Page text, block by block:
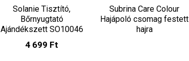
Solanie Tisztító,
Bőrnyugtató
Ajándékszett SO10046
4 699 Ft
Subrina Care Colour
Hajápoló csomag festett
hajra